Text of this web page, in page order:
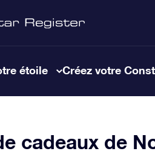
étoile Créez votre
cadeaux de